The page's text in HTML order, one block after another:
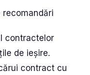
contractelor
de ieșire.
contract cu